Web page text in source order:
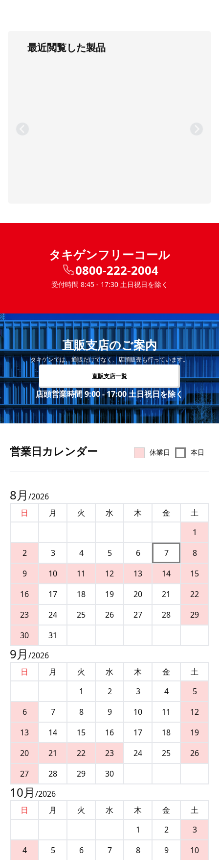
最近閲覧した製品
タキゲンフリーコール
0800-222-2004
受付時間 8:45 - 17:30 土日祝日を除く
直販支店のご案内
タキゲンでは、通販だけでなく、店頭販売も行っています。
直販支店一覧
店頭営業時間 9:00 - 17:00 土日祝日を除く
営業⽇カレンダー 休業日 本日
8月 /2026
日
月 火 水 木 金
土
1
2
3 4 5 6 7
8
9
10 11 12 13 14
15
16
17 18 19 20 21
22
23
24 25 26 27 28
29
30
31
9月 /2026
日
月 火 水 木 金
土
1
2 3 4
5
6
7 8 9 10 11
12
13
14 15 16 17 18
19
20
21 22 23 24 25
26
27
28 29 30
10月 /2026
日
月 火 水 木 金
土
1
2
3
4
5 6 7 8 9
10